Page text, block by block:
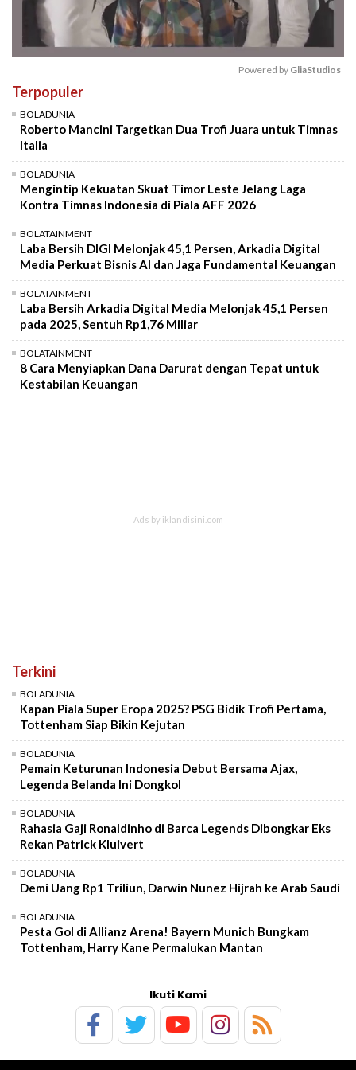
Powered by GliaStudios
Terpopuler
BOLADUNIA
Roberto Mancini Targetkan Dua Trofi Juara untuk Timnas
Italia
BOLADUNIA
Mengintip Kekuatan Skuat Timor Leste Jelang Laga
Kontra Timnas Indonesia di Piala AFF 2026
BOLATAINMENT
Laba Bersih DIGI Melonjak 45,1 Persen, Arkadia Digital
Media Perkuat Bisnis AI dan Jaga Fundamental Keuangan
BOLATAINMENT
Laba Bersih Arkadia Digital Media Melonjak 45,1 Persen
pada 2025, Sentuh Rp1,76 Miliar
BOLATAINMENT
8 Cara Menyiapkan Dana Darurat dengan Tepat untuk
Kestabilan Keuangan
Terkini
BOLADUNIA
Kapan Piala Super Eropa 2025? PSG Bidik Trofi Pertama,
Tottenham Siap Bikin Kejutan
BOLADUNIA
Pemain Keturunan Indonesia Debut Bersama Ajax,
Legenda Belanda Ini Dongkol
BOLADUNIA
Rahasia Gaji Ronaldinho di Barca Legends Dibongkar Eks
Rekan Patrick Kluivert
BOLADUNIA
Demi Uang Rp1 Triliun, Darwin Nunez Hijrah ke Arab Saudi
BOLADUNIA
Pesta Gol di Allianz Arena! Bayern Munich Bungkam
Tottenham, Harry Kane Permalukan Mantan
Ikuti Kami